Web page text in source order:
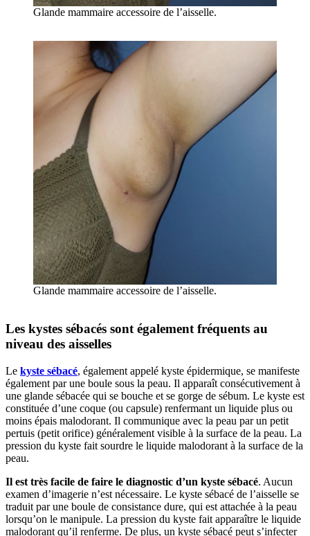
Glande mammaire accessoire de l’aisselle.
Glande mammaire accessoire de l’aisselle.
Les kystes sébacés sont également fréquents au
niveau des aisselles
Le kyste sébacé, également appelé kyste épidermique, se manifeste
également par une boule sous la peau. Il apparaît consécutivement à
une glande sébacée qui se bouche et se gorge de sébum. Le kyste est
constituée d’une coque (ou capsule) renfermant un liquide plus ou
moins épais malodorant. Il communique avec la peau par un petit
pertuis (petit orifice) généralement visible à la surface de la peau. La
pression du kyste fait sourdre le liquide malodorant à la surface de la
peau.
Il est très facile de faire le diagnostic d’un kyste sébacé. Aucun
examen d’imagerie n’est nécessaire. Le kyste sébacé de l’aisselle se
traduit par une boule de consistance dure, qui est attachée à la peau
lorsqu’on le manipule. La pression du kyste fait apparaître le liquide
malodorant qu’il renferme. De plus, un kyste sébacé peut s’infecter